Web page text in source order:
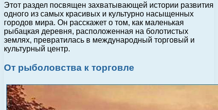
Этот раздел посвящен захватывающей истории развития
одного из самых красивых и культурно насыщенных
городов мира. Он расскажет о том, как маленькая
рыбацкая деревня, расположенная на болотистых
землях, превратилась в международный торговый и
культурный центр.
От рыболовства к торговле